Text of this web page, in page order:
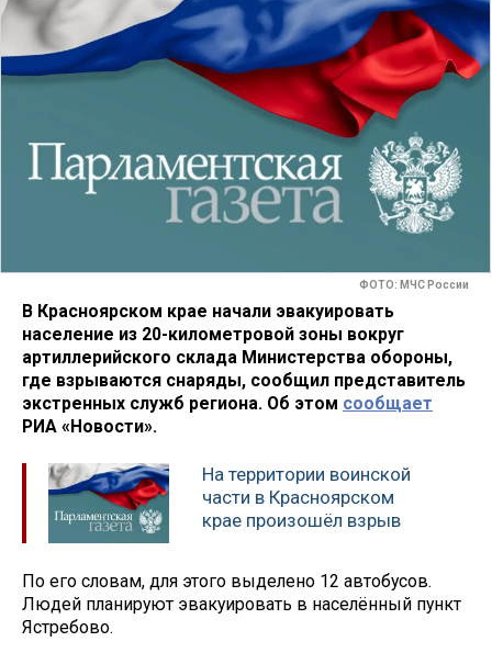
ФОТО: МЧС России
В Красноярском крае начали эвакуировать
население из 20-километровой зоны вокруг
артиллерийского склада Министерства обороны,
где взрываются снаряды, сообщил представитель
экстренных служб региона. Об этом сообщает
РИА «Новости».
На территории воинской
части в Красноярском
крае произошёл взрыв
По его словам, для этого выделено 12 автобусов.
Людей планируют эвакуировать в населённый пункт
Ястребово.